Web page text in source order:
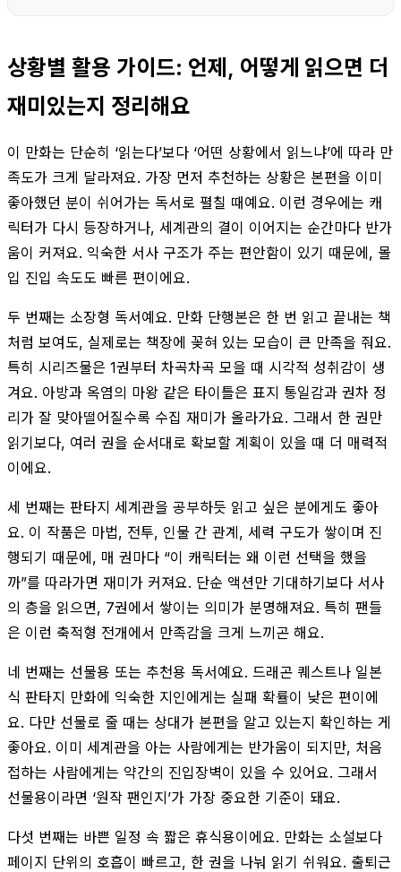
상황별 활용 가이드: 언제, 어떻게 읽으면 더
재미있는지 정리해요
이 만화는 단순히 ‘읽는다’보다 ‘어떤 상황에서 읽느냐’에 따라 만
족도가 크게 달라져요. 가장 먼저 추천하는 상황은 본편을 이미
좋아했던 분이 쉬어가는 독서로 펼칠 때예요. 이런 경우에는 캐
릭터가 다시 등장하거나, 세계관의 결이 이어지는 순간마다 반가
움이 커져요. 익숙한 서사 구조가 주는 편안함이 있기 때문에, 몰
입 진입 속도도 빠른 편이에요.
두 번째는 소장형 독서예요. 만화 단행본은 한 번 읽고 끝내는 책
처럼 보여도, 실제로는 책장에 꽂혀 있는 모습이 큰 만족을 줘요.
특히 시리즈물은 1권부터 차곡차곡 모을 때 시각적 성취감이 생
겨요. 아방과 옥염의 마왕 같은 타이틀은 표지 통일감과 권차 정
리가 잘 맞아떨어질수록 수집 재미가 올라가요. 그래서 한 권만
읽기보다, 여러 권을 순서대로 확보할 계획이 있을 때 더 매력적
이에요.
세 번째는 판타지 세계관을 공부하듯 읽고 싶은 분에게도 좋아
요. 이 작품은 마법, 전투, 인물 간 관계, 세력 구도가 쌓이며 진
행되기 때문에, 매 권마다 “이 캐릭터는 왜 이런 선택을 했을
까”를 따라가면 재미가 커져요. 단순 액션만 기대하기보다 서사
의 층을 읽으면, 7권에서 쌓이는 의미가 분명해져요. 특히 팬들
은 이런 축적형 전개에서 만족감을 크게 느끼곤 해요.
네 번째는 선물용 또는 추천용 독서예요. 드래곤 퀘스트나 일본
식 판타지 만화에 익숙한 지인에게는 실패 확률이 낮은 편이에
요. 다만 선물로 줄 때는 상대가 본편을 알고 있는지 확인하는 게
좋아요. 이미 세계관을 아는 사람에게는 반가움이 되지만, 처음
접하는 사람에게는 약간의 진입장벽이 있을 수 있어요. 그래서
선물용이라면 ‘원작 팬인지’가 가장 중요한 기준이 돼요.
다섯 번째는 바쁜 일정 속 짧은 휴식용이에요. 만화는 소설보다
페이지 단위의 호흡이 빠르고, 한 권을 나눠 읽기 쉬워요. 출퇴근